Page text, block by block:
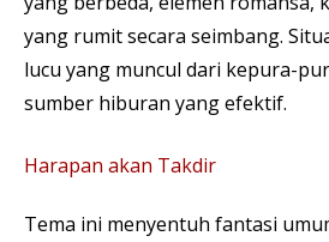
yang rumit secara seimbang.
lucu yang muncul dari kepura-
sumber hiburan yang efektif.
Harapan akan Takdir
Tema ini menyentuh fantasi